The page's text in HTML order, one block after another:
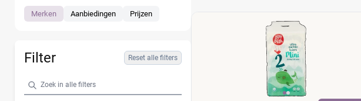
Merken Aanbiedingen Prijzen
Filter Reset alle filters